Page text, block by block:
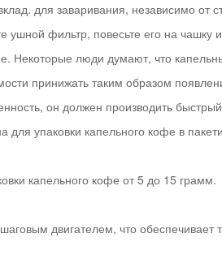
для заваривания, независимо
фильтр, повесьте его на чашку
Некоторые люди думают, что
принижать таким образом
он должен производить
для упаковки капельного кофе в
капельного кофе от 5 до 15 грамм.
двигателем, что